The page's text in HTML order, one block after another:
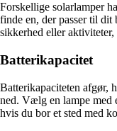
Forskellige solarlamper
finde en, der passer til
sikkerhed eller
Batterikapacitet
Batterikapaciteten afgør,
ned. Vælg en lampe med
hvis du bor et sted med